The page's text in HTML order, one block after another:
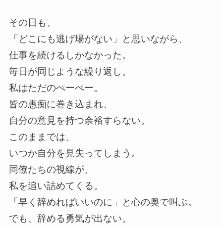
その日も、
「どこにも逃げ場がない」と思いながら、
仕事を続けるしかなかった。
毎日が同じような繰り返し。
私はただのぺーぺー。
皆の愚痴に巻き込まれ、
自分の意見を持つ余裕すらない。
このままでは、
いつか自分を見失ってしまう。
同僚たちの視線が、
私を追い詰めてくる。
「早く辞めればいいのに」と心の奥で叫ぶ。
でも、辞める勇気が出ない。